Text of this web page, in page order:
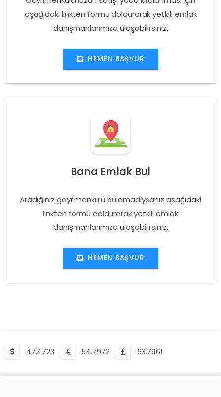
aşağıdaki linkten formu doldurarak yetkili emlak
danışmanlarımıza ulaşabilirsiniz.
HEMEN BAŞVUR
Bana Emlak Bul
Aradığınız gayrimenkulü bulamadıysanız aşağıdaki
linkten formu doldurarak yetkili emlak
danışmanlarımıza ulaşabilirsiniz.
HEMEN BAŞVUR
47.4723 54.7972 63.7961